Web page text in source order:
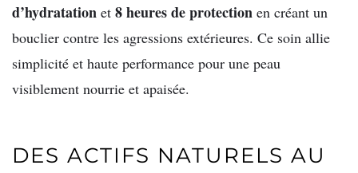
d’hydratation et 8 heures de protection en créant un
bouclier contre les agressions extérieures. Ce soin allie
simplicité et haute performance pour une peau
visiblement nourrie et apaisée.
DES ACTIFS NATURELS AU